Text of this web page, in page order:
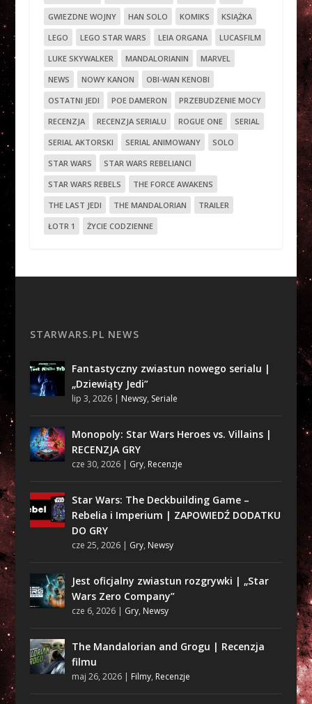
GWIEZDNE WOJNY
HAN SOLO KOMIKS
KSIĄŻKA
LEGO
LEGO STAR WARS LEIA ORGANA
LUCASFILM
LUKE SKYWALKER
MANDALORIANIN
MARVEL
NEWS
NOWY KANON
OBI-WAN KENOBI
OSTATNI JEDI
POE DAMERON
PRZEBUDZENIE MOCY
RECENZJA
RECENZJA SERIALU ROGUE ONE
SERIAL
SERIAL AKTORSKI
SERIAL ANIMOWANY
SOLO
STAR WARS
STAR WARS REBELIANCI
STAR WARS REBELS
THE FORCE AWAKENS
THE LAST JEDI
THE MANDALORIAN
TRAILER
ŁOTR 1
ŻYCIE CODZIENNE
STARWARS.PL NEWS
Fantastyczny zwiastun nowego serialu |
„Dziewiąty Jedi”
lip 3, 2026| Newsy, Seriale
Monopoly: Star Wars Heroes vs. Villains |
RECENZJA GRY
cze 30, 2026| Gry, Recenzje
Star Wars: The Deckbuilding Game –
Rebelia i Imperium | ZAPOWIEDŹ DODATKU
DO GRY
cze 25, 2026| Gry, Newsy
Jest oficjalny zwiastun rozgrywki | „Star
Wars Zero Company”
cze 6, 2026| Gry, Newsy
The Mandalorian and Grogu | Recenzja
filmu
maj 26, 2026| Filmy, Recenzje